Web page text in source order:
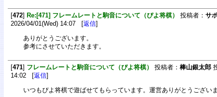
[472] Re:[471] フレームレートと駒音について（ぴよ将棋） 投稿者： サ
2026/04/01(Wed) 14:07 [返信]
ありがとうございます。
参考にさせていただきます。
[471] フレームレートと駒音について（ぴよ将棋） 投稿者： 棒山銀太郎
14:02 [返信]
いつもぴよ将棋で遊ばせてもらっています。運営ありがとうござい